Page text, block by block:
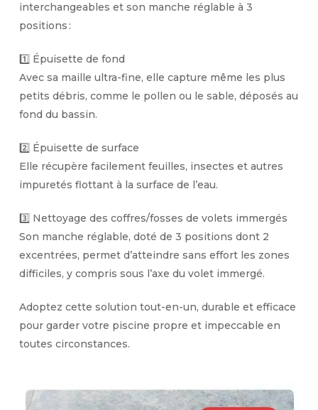
interchangeables et son manche réglable à 3
positions :
1️⃣ Épuisette de fond
Avec sa maille ultra-fine, elle capture même les plus
petits débris, comme le pollen ou le sable, déposés au
fond du bassin.
2️⃣ Épuisette de surface
Elle récupère facilement feuilles, insectes et autres
impuretés flottant à la surface de l’eau.
3️⃣ Nettoyage des coffres/fosses de volets immergés
Son manche réglable, doté de 3 positions dont 2
excentrées, permet d’atteindre sans effort les zones
difficiles, y compris sous l’axe du volet immergé.
Adoptez cette solution tout-en-un, durable et efficace
pour garder votre piscine propre et impeccable en
toutes circonstances.